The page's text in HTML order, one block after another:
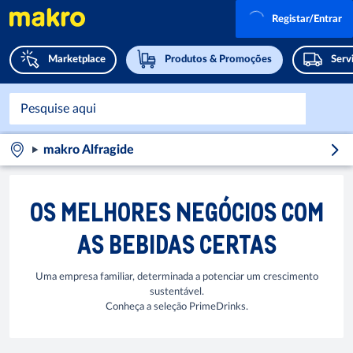
Marketplace Produtos & Promoções
Registar/Entrar
makro Alfragide
OS MELHORES NEGÓCIOS COM
AS BEBIDAS CERTAS
Uma empresa familiar, determinada a potenciar um crescimento
sustentável.
Conheça a seleção PrimeDrinks.